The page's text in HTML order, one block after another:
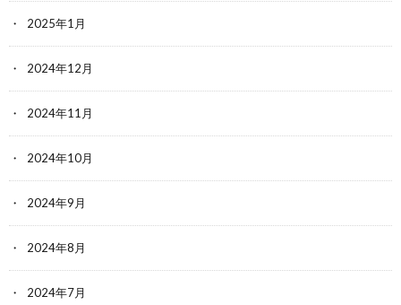
2025年1月
2024年12月
2024年11月
2024年10月
2024年9月
2024年8月
2024年7月